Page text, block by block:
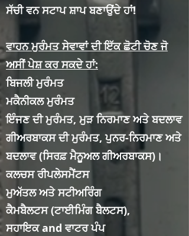
ਸੱਚੀ ਵਨ ਸਟਾਪ ਸ਼ਾਪ ਬਣਾਉਂਦੇ ਹਾਂ!
ਵਾਹਨ ਮੁਰੰਮਤ ਸੇਵਾਵਾਂ ਦੀ ਇੱਕ ਛੋਟੀ ਚੋਣ ਜੋ
ਅਸੀਂ ਪੇਸ਼ ਕਰ ਸਕਦੇ ਹਾਂ:
ਬਿਜਲੀ ਮੁਰੰਮਤ
ਮਕੈਨੀਕਲ ਮੁਰੰਮਤ
ਇੰਜਣ ਦੀ ਮੁਰੰਮਤ, ਮੁੜ ਨਿਰਮਾਣ ਅਤੇ ਬਦਲਾਵ
ਗੀਅਰਬਾਕਸ ਦੀ ਮੁਰੰਮਤ, ਪੁਨਰ-ਨਿਰਮਾਣ ਅਤੇ
ਬਦਲਾਵ (ਸਿਰਫ਼ ਮੈਨੂਅਲ ਗੀਅਰਬਾਕਸ)।
ਕਲਚਸ ਰੀਪਲੇਸਮੈਂਟਸ
ਮੁਅੱਤਲ ਅਤੇ ਸਟੀਅਰਿੰਗ
ਕੈਮਬੈਲਟਸ (ਟਾਈਮਿੰਗ ਬੈਲਟਸ),
ਸਹਾਇਕand ਵਾਟਰ ਪੰਪ